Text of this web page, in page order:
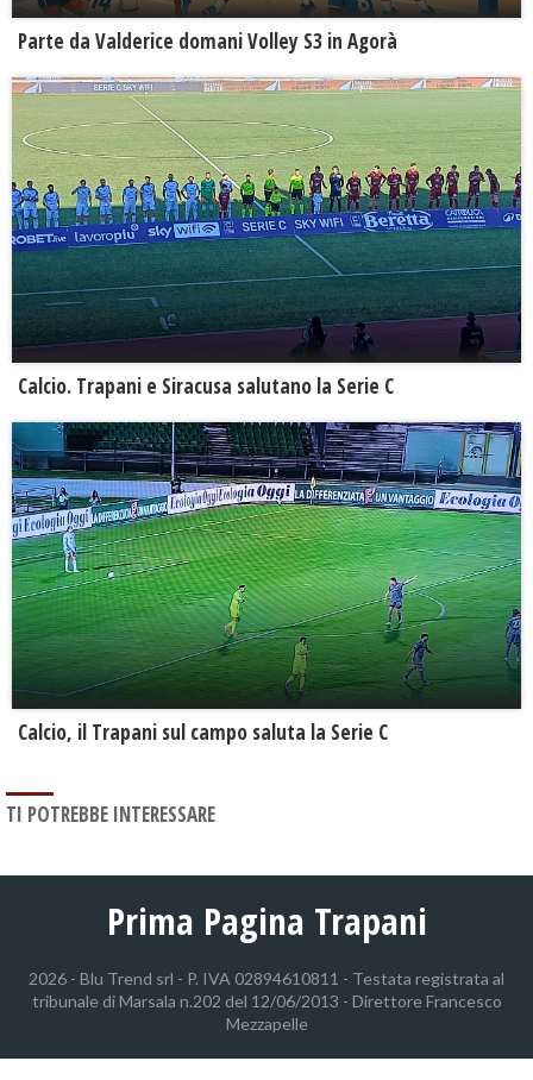
Parte da Valderice domani Volley S3 in Agorà
Calcio. Trapani e Siracusa salutano la Serie C
Calcio, il Trapani sul campo saluta la Serie C
TI POTREBBE INTERESSARE
Prima Pagina Trapani
2026 - Blu Trend srl - P. IVA 02894610811 - Testata registrata al
tribunale di Marsala n.202 del 12/06/2013 - Direttore Francesco
Mezzapelle